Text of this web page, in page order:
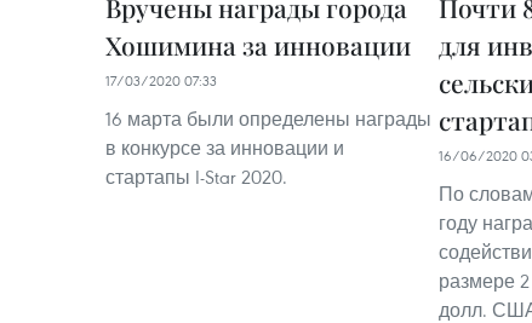
Вручены награды города
Хошимина за инновации
17/03/2020 07:33
16 марта были определены награды
в конкурсе за инновации и
стартапы I-Star 2020.
Почти
для
16/06/2020
По
году
размере
долл.